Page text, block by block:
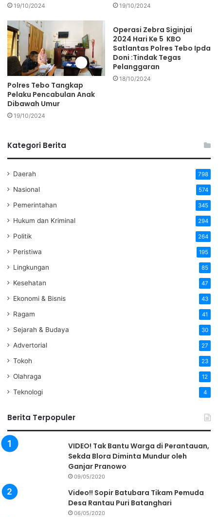
19/10/2024 19/10/2024
Polres Tebo Tangkap
Pelaku Pencabulan Anak
Dibawah Umur
19/10/2024
Operasi Zebra Siginjai
2024 Hari Ke 5 KBO
Satlantas Polres Tebo Ipda
Doni :Tindak Tegas
Pelanggaran
18/10/2024
Kategori Berita
Daerah 798
Nasional 574
Pemerintahan 345
Hukum dan Kriminal 294
Politik 264
Peristiwa 195
Lingkungan 85
Kesehatan 47
Ekonomi & Bisnis 43
Ragam 41
Sejarah & Budaya 30
Advertorial 27
Tokoh 23
Olahraga 12
Teknologi 4
Berita Terpopuler
VIDEO! Tak Bantu Warga di Perantauan,
Sekda Blora Diminta Mundur oleh
Ganjar Pranowo
09/05/2020
Video!! Sopir Batubara Tikam Pemuda
Desa Rantau Puri Batanghari
06/05/2020